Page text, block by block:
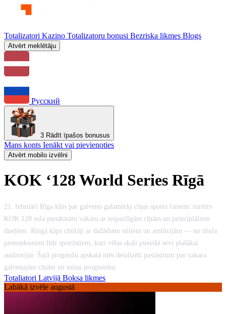
Totalizatori Kazino Totalizatoru bonusi Bezriska likmes Blogs
Atvērt meklētāju
Русский
3 Rādīt īpašos bonusus
Mans konts Ienākt vai pievienoties
Atvērt mobilo izvēlni
KOK ‘128 World Series Rīgā
21. februārī Rīga kļūs par galveno galamērķi cīņas sporta faniem: turnīrs
KOK 128 sola piesātinātu vakaru ar iespaidīgām cīņām un principiāliem
dueļiem. Ringā kāps cīnītāji ar dažādiem stiliem un ambīcijām — no titula
pretendentiem līdz sportistiem, kuri vēlas skaļi pieteikt sevi plašākai
auditorijai. Šajā prognožu apskatā mēs detalizēti pastāstīsim par vakara
galvenajām cīņām un mūsu prognozēm.
Totaliatori Latvijā Boksa likmes
Labākā izvēle augustā